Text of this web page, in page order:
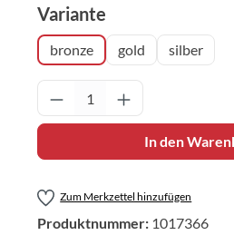
Variante
bronze gold silber
Produkt Anzahl: Gib
In den
Zum Merkzettel hinzufügen
Produktnummer: 1017366